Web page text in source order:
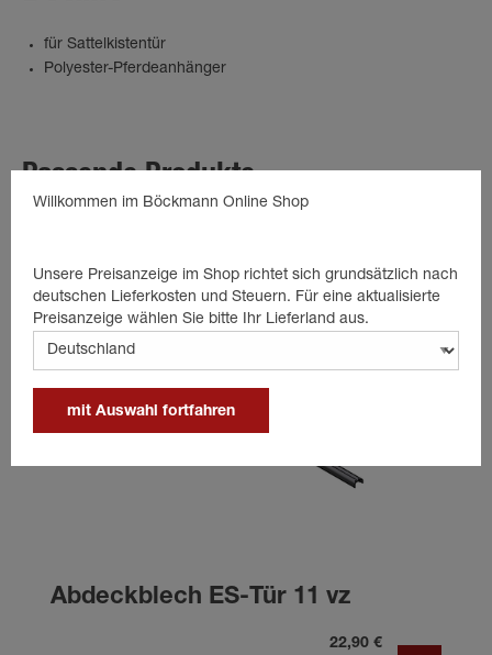
für Sattelkistentür
Polyester-Pferdeanhänger
Passende Produkte
Abdeckblech ES-Tür 11 vz
22,90 €
Willkommen im Böckmann Online Shop
Unsere Preisanzeige im Shop richtet sich grundsätzlich nach
deutschen Lieferkosten und Steuern. Für eine aktualisierte
Preisanzeige wählen Sie bitte Ihr Lieferland aus.
mit Auswahl fortfahren